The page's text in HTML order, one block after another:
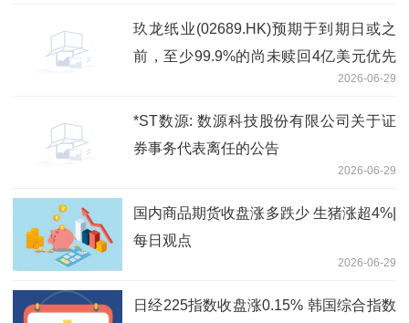
玖龙纸业(02689.HK)预期于到期日或之
前，至少99.9%的尚未赎回4亿美元优先
永续资本证券总额将获有效交回-资讯
2026-06-29
*ST数源: 数源科技股份有限公司关于证
券事务代表离任的公告
2026-06-29
国内商品期货收盘涨多跌少 生猪涨超4%|
每日观点
2026-06-29
日经225指数收盘涨0.15% 韩国综合指数